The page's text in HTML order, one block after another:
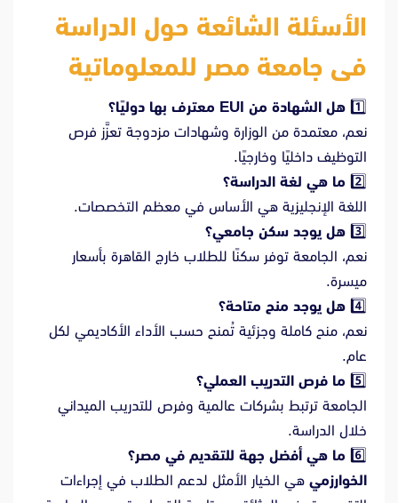
الأسئلة الشائعة حول الدراسة
فى جامعة مصر للمعلوماتية
1️⃣ هل الشهادة من EUI معترف بها دوليًا؟
نعم، معتمدة من الوزارة وشهادات مزدوجة تعزَّز فرص
التوظيف داخليًا وخارجيًا.
2️⃣ ما هي لغة الدراسة؟
اللغة الإنجليزية هي الأساس في معظم التخصصات.
3️⃣ هل يوجد سكن جامعي؟
نعم، الجامعة توفر سكنًا للطلاب خارج القاهرة بأسعار
ميسرة.
4️⃣ هل يوجد منح متاحة؟
نعم، منح كاملة وجزئية تُمنح حسب الأداء الأكاديمي لكل
عام.
5️⃣ ما فرص التدريب العملي؟
الجامعة ترتبط بشركات عالمية وفرص للتدريب الميداني
خلال الدراسة.
6️⃣ ما هي أفضل جهة للتقديم في مصر؟
الخوارزمي هي الخيار الأمثل لدعم الطلاب في إجراءات